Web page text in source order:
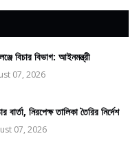
বিচার বিভাগ: আইনমন্ত্রী
07, 2026
নিরপেক্ষ তালিকা তৈরির নির্দেশ
07, 2026